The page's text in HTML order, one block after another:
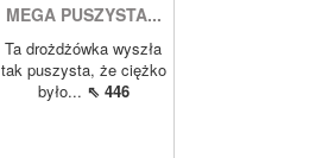
MEGA PUSZYSTA...
Ta drożdżówka wyszła
tak puszysta, że ciężko
było... ⇖ 446